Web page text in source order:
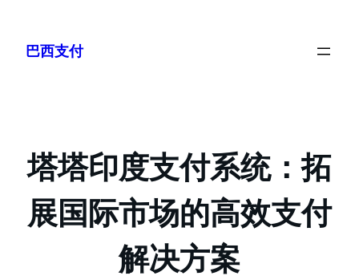
巴西支付
塔塔印度支付系统：拓
展国际市场的高效支付
解决方案